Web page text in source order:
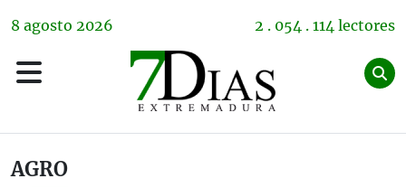
8 agosto 2026 2 . 054 . 114 lectores
AGRO